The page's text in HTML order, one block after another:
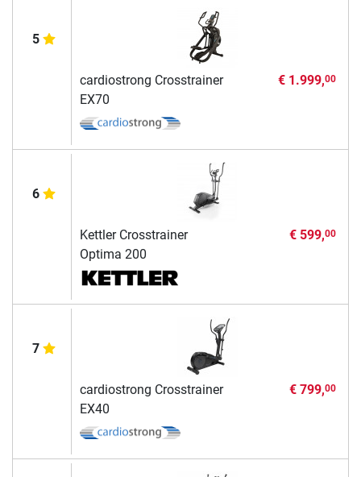
5
cardiostrong Crosstrainer
EX70
€ 1.999,00
6
Kettler Crosstrainer
Optima 200
€ 599,00
7
cardiostrong Crosstrainer
EX40
€ 799,00